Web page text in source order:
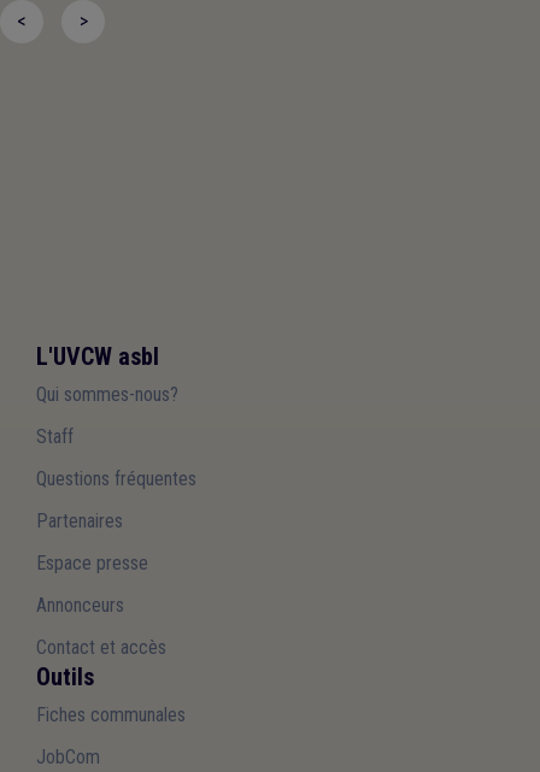
< >
L'UVCW asbl
Qui sommes-nous?
Staff
Questions fréquentes
Partenaires
Espace presse
Annonceurs
Contact et accès
Outils
Fiches communales
JobCom